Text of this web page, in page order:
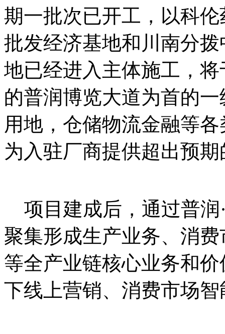
期一批次已开工，以科
批发经济基地和川南分
地已经进入主体施工，
的普润博览大道为首的
用地，仓储物流金融等
为入驻厂商提供超出预
项目建成后，通过普润
聚集形成生产业务、消
等全产业链核心业务和
下线上营销、消费市场